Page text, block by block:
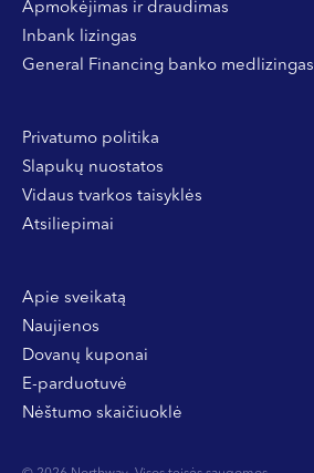
Apmokėjimas ir draudimas
Inbank lizingas
General Financing banko medlizingas
Privatumo politika
Slapukų nuostatos
Vidaus tvarkos taisyklės
Atsiliepimai
Apie sveikatą
Naujienos
Dovanų kuponai
E-parduotuvė
Nėštumo skaičiuoklė